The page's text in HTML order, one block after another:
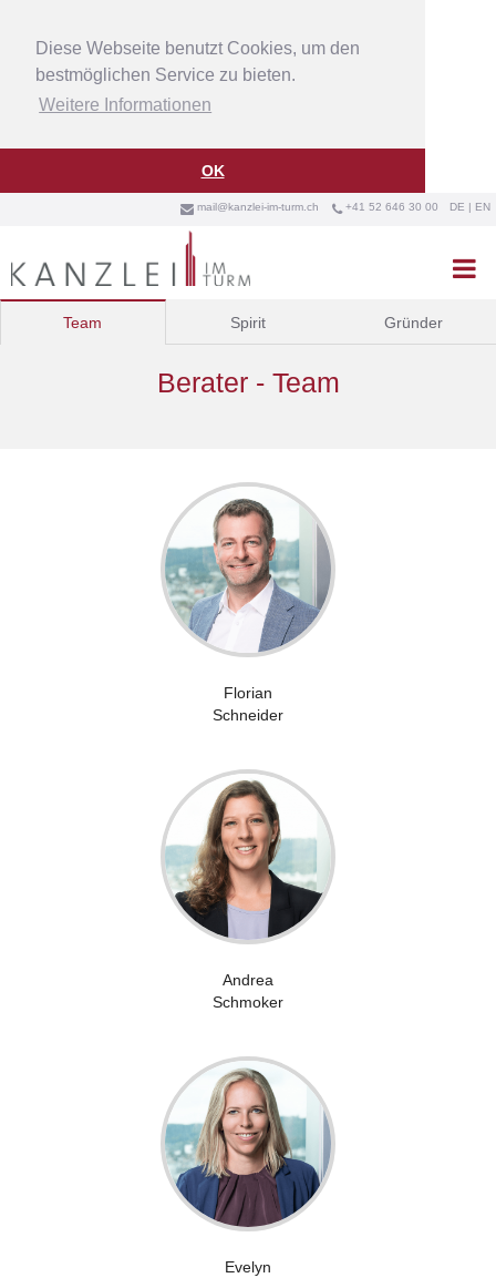
Diese Webseite benutzt Cookies, um den
bestmöglichen Service zu bieten.
Weitere Informationen
OK
 mail@kanzlei-im-turm.ch +41 52 646 30 00 DE | EN

Team Spirit Gründer
Berater - Team
Florian
Schneider
Andrea
Schmoker
Evelyn